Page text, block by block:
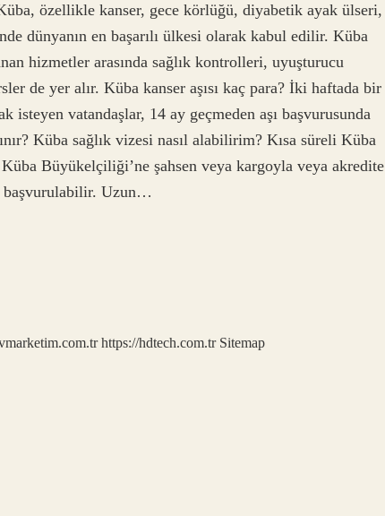
özellikle kanser, gece körlüğü, diyabetik ayak ülseri,
dünyanın en başarılı ülkesi olarak kabul edilir. Küba
hizmetler arasında sağlık kontrolleri, uyuşturucu
de yer alır. Küba kanser aşısı kaç para? İki haftada bir
isteyen vatandaşlar, 14 ay geçmeden aşı başvurusunda
Küba sağlık vizesi nasıl alabilirim? Kısa süreli Küba
Büyükelçiliği’ne şahsen veya kargoyla veya akredite
başvurulabilir. Uzun…
https://hdtech.com.tr Sitemap